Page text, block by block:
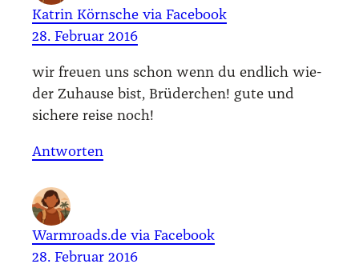
Katrin Körnsche via Facebook
28. Februar 2016
wir freu­en uns schon wenn du end­lich wie­
der Zuhau­se bist, Brü­der­chen! gute und
siche­re rei­se noch!
Antworten
Warmroads.de via Facebook
28. Februar 2016